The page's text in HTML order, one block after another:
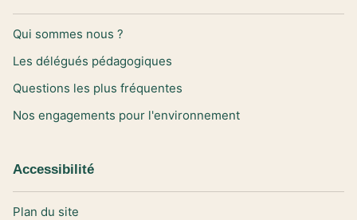
Qui sommes nous ?
Les délégués pédagogiques
Questions les plus fréquentes
Nos engagements pour l'environnement
Accessibilité
Plan du site